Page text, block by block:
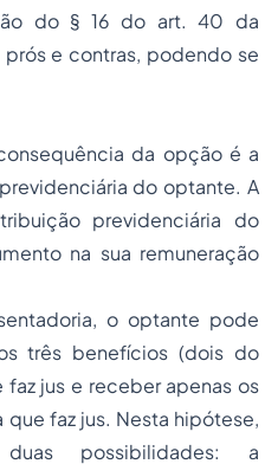
do § 16 do art. 40 da
e contras, podendo se
da opção é a
do optante. A
previdenciária do
na sua remuneração
o optante pode
três benefícios (dois do
faz jus e receber apenas os
que faz jus. Nesta hipótese,
possibilidades: a